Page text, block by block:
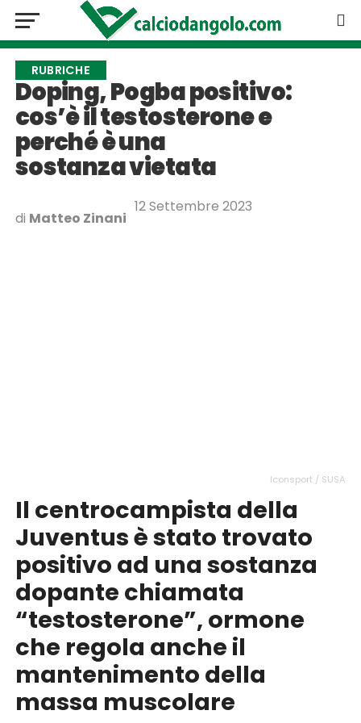
RUBRICHE
Doping, Pogba positivo:
cos’è il testosterone e
perché è una
sostanza vietata
di Matteo Zinani
12 Settembre 2023
Iconsport / SUSA
Il centrocampista della
Juventus è stato trovato
positivo ad una sostanza
dopante chiamata
“testosterone”, ormone
che regola anche il
mantenimento della
massa muscolare